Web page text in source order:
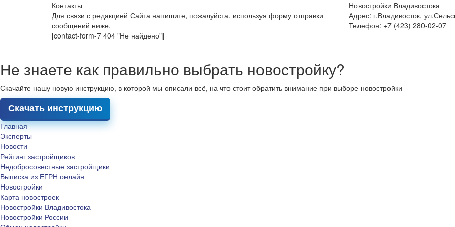
Контакты
Для связи с редакцией Сайта напишите, пожалуйста, используя форму отправки
сообщений ниже.
[contact-form-7 404 "Не найдено"]
Новостройки Владивостока
Адрес: г.Владивосток,
Телефон: +7 (423) 280-02-07
Не знаете как правильно выбрать новостройку?
Скачайте нашу новую инструкцию, в которой мы описали всё, на что стоит обратить внимание при выборе новостройки
Скачать инструкцию
Главная
Эксперты
Новости
Рейтинг застройщиков
Недобросовестные застройщики
Выписка из ЕГРН онлайн
Новостройки
Карта новостроек
Новостройки Владивостока
Новостройки России